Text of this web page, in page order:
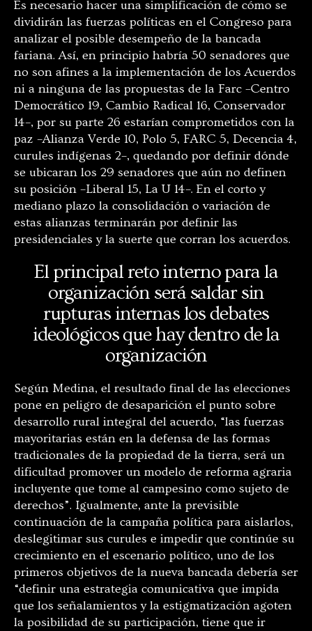
Es necesario hacer una simplificación de cómo se
dividirán las fuerzas políticas en el Congreso para
analizar el posible desempeño de la bancada
fariana. Así, en principio habría 50 senadores que
no son afines a la implementación de los Acuerdos
ni a ninguna de las propuestas de la Farc –Centro
Democrático 19, Cambio Radical 16, Conservador
14–, por su parte 26 estarían comprometidos con la
paz –Alianza Verde 10, Polo 5, FARC 5, Decencia 4,
curules indígenas 2–, quedando por definir dónde
se ubicaran los 29 senadores que aún no definen
su posición –Liberal 15, La U 14–. En el corto y
mediano plazo la consolidación o variación de
estas alianzas terminarán por definir las
presidenciales y la suerte que corran los acuerdos.
El principal reto interno para la
organización será saldar sin
rupturas internas los debates
ideológicos que hay dentro de la
organización
Según Medina, el resultado final de las elecciones
pone en peligro de desaparición el punto sobre
desarrollo rural integral del acuerdo, “las fuerzas
mayoritarias están en la defensa de las formas
tradicionales de la propiedad de la tierra, será un
dificultad promover un modelo de reforma agraria
incluyente que tome al campesino como sujeto de
derechos”. Igualmente, ante la previsible
continuación de la campaña política para aislarlos,
deslegitimar sus curules e impedir que continúe su
crecimiento en el escenario político, uno de los
primeros objetivos de la nueva bancada debería ser
“definir una estrategia comunicativa que impida
que los señalamientos y la estigmatización agoten
la posibilidad de su participación, tiene que ir